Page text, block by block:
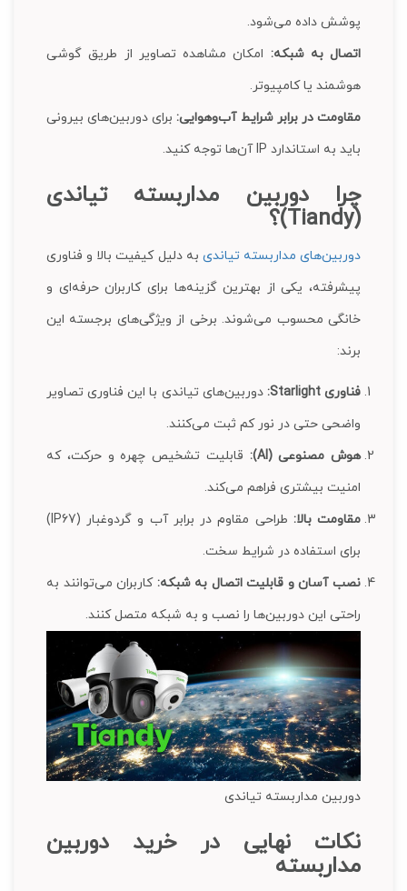
پوشش داده می‌شود.
اتصال به شبکه: امکان مشاهده تصاویر از طریق گوشی
هوشمند یا کامپیوتر.
مقاومت در برابر شرایط آب‌وهوایی: برای دوربین‌های بیرونی
باید به استاندارد IP آن‌ها توجه کنید.
چرا دوربین مداربسته تیاندی
(Tiandy)؟
دوربین‌های مداربسته تیاندی به دلیل کیفیت بالا و فناوری
پیشرفته، یکی از بهترین گزینه‌ها برای کاربران حرفه‌ای و
خانگی محسوب می‌شوند. برخی از ویژگی‌های برجسته این
برند:
فناوری Starlight:
دوربین‌های تیاندی با این فناوری تصاویر
واضحی حتی در نور کم ثبت می‌کنند.
هوش مصنوعی (AI):
قابلیت تشخیص چهره و حرکت، که
امنیت بیشتری فراهم می‌کند.
مقاومت بالا:
طراحی مقاوم در برابر آب و گردوغبار (IP67)
برای استفاده در شرایط سخت.
نصب آسان و قابلیت اتصال به شبکه: کاربران می‌توانند به
راحتی این دوربین‌ها را نصب و به شبکه متصل کنند.
دوربین مداربسته تیاندی
نکات نهایی در خرید دوربین
مداربسته